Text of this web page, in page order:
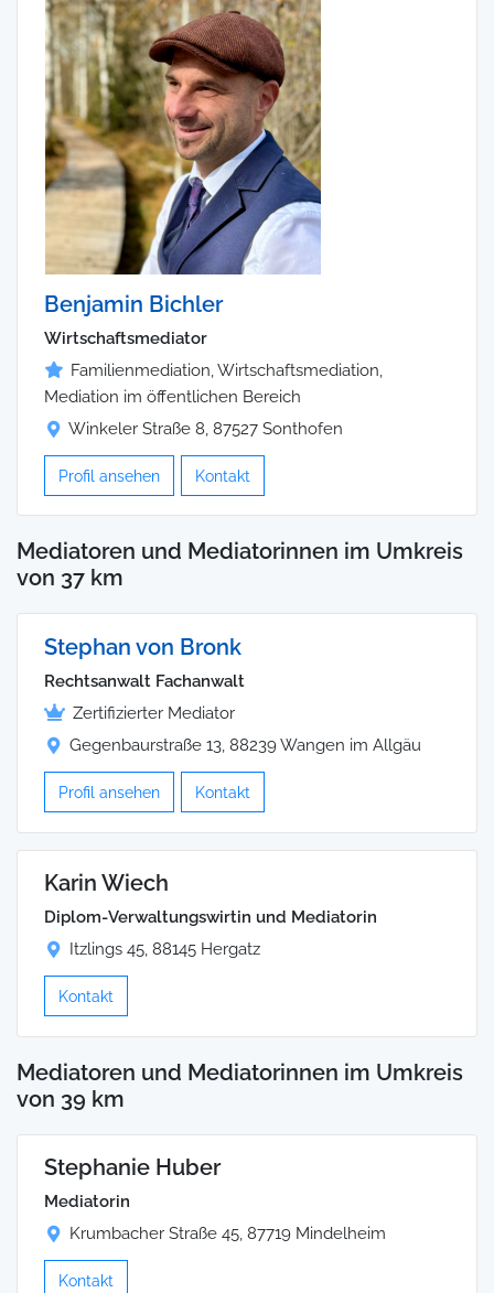
Benjamin Bichler
Wirtschaftsmediator
Familienmediation, Wirtschaftsmediation,
Mediation im öffentlichen Bereich
Winkeler Straße 8, 87527 Sonthofen
Profil ansehen Kontakt
Mediatoren und Mediatorinnen im Umkreis
von 37 km
Stephan von Bronk
Rechtsanwalt Fachanwalt
Zertifizierter Mediator
Gegenbaurstraße 13, 88239 Wangen im Allgäu
Profil ansehen Kontakt
Karin Wiech
Diplom-Verwaltungswirtin und Mediatorin
Itzlings 45, 88145 Hergatz
Kontakt
Mediatoren und Mediatorinnen im Umkreis
von 39 km
Stephanie Huber
Mediatorin
Krumbacher Straße 45, 87719 Mindelheim
Kontakt